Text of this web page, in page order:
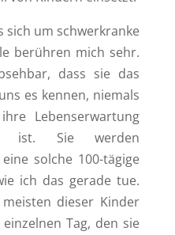
sich um schwerkranke
berühren mich sehr.
dass sie das
es kennen, niemals
Lebenserwartung
ist. Sie werden
solche 100-tägige
ich das gerade tue.
dieser Kinder
Tag, den sie